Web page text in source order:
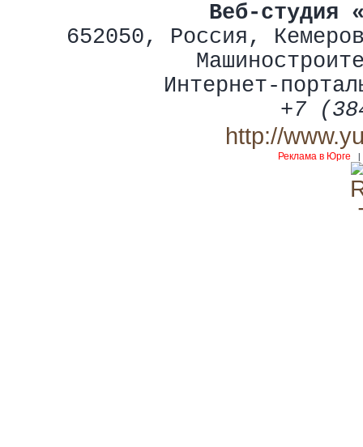
Веб-студия
652050, Россия ,
Интернет-
+7
http://
Реклама в Юрге